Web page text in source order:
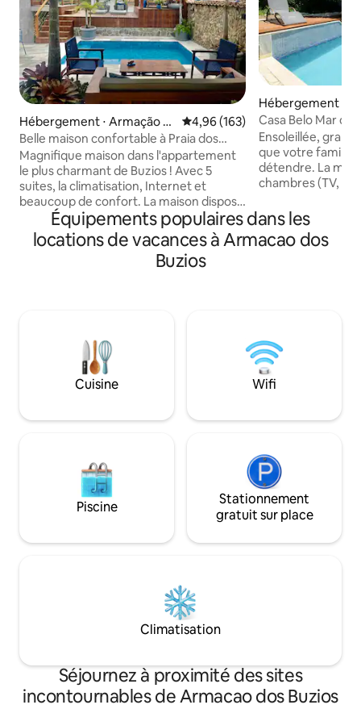
Hébergement ⋅ Armação d
os Búzios
Évaluation moyenne sur la
4,96 (163)
Belle maison confortable à Praia dos
Ossos !
Magnifique maison dans l'appartement
le plus charmant de Buzios ! Avec 5
suites, la climatisation, Internet et
beaucoup de confort. La maison dispose
d'une piscine et d'un barbecue privé,
d'une cuisine complète et d'une terrasse
donnant sur la mer. Appartement fermé
et assurance La charmante copropriété
de l'Orla Bardot jusqu'à Rua das Pedras
sans avoir besoin d'une voiture. Le petit
déjeuner est parfois inclus le matin.
Hébergement ⋅
úzios
Casa Belo Mar
côté du centre
Ensoleillée,
que votre famille
détendre. La maison dispose de trois
chambres (TV,
terrasse
manger, bureau,
latérales,
Équipements populaires dans les
locations de vacances à Armacao dos
Buzios
Cuisine Wifi
Piscine
Stationnement
gratuit sur place
Climatisation
Séjournez à proximité des sites
incontournables de Armacao dos Buzios